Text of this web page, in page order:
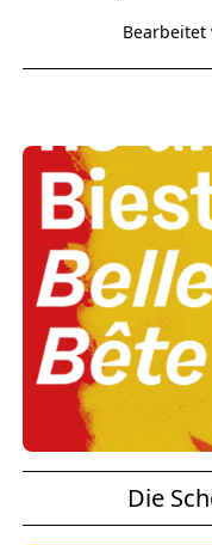
Bearbeitet
Die